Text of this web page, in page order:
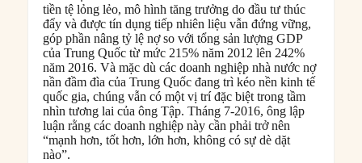
tiền tệ lỏng lẻo, mô hình tăng trưởng do đầu tư thúc
đẩy và được tín dụng tiếp nhiên liệu vẫn đứng vững,
góp phần nâng tỷ lệ nợ so với tổng sản lượng GDP
của Trung Quốc từ mức 215% năm 2012 lên 242%
năm 2016. Và mặc dù các doanh nghiệp nhà nước nợ
nần đầm đìa của Trung Quốc đang trì kéo nền kinh tế
quốc gia, chúng vẫn có một vị trí đặc biệt trong tầm
nhìn tương lai của ông Tập. Tháng 7-2016, ông lập
luận rằng các doanh nghiệp này cần phải trở nên
“mạnh hơn, tốt hơn, lớn hơn, không có sự dè dặt
nào”.